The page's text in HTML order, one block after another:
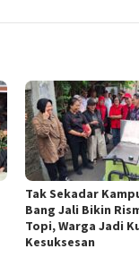
Tak Sekadar
Bang Jali Bikin
Topi, Warga Jadi
Kesuksesan